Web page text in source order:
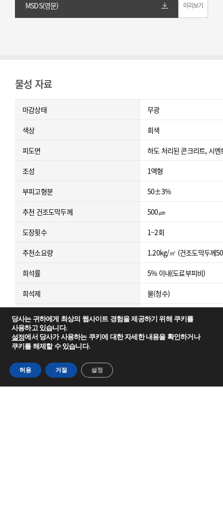
MSDS(영문) 미리보기
물성 자료
마감상태 무광
색상 회색
피도면 하도 처리된 콘크리트, 시멘
조성 1액형
부피고형분 50±3%
추천 건조도막두께 500㎛
도장횟수 1~2회
추천소요량 1.20kg/㎡ (건조도막두께
희석률 5% 이내(도료부피비)
희석제 물(청수)
저장기간 6개월 (5~35℃실내보관시)
포장단위 (실포장량) 18L용(18kg), 4L용(4kg)
당사는 귀하에게 최상의 웹사이트 경험을 제공하기 위해 쿠키를
사용하고 있습니다.
설정에서 당사가 사용하는 쿠키에 대한 자세한 내용을 확인하거나
쿠키를 해제할 수 있습니다.
허용 거절 설정